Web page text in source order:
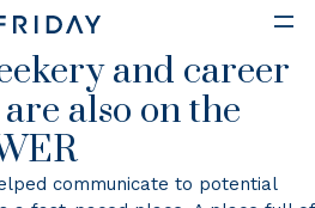
and career
also on the
communicate to potential